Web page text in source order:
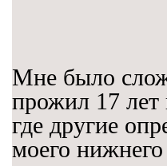
Мне было
прожил 17 лет
где другие
моего